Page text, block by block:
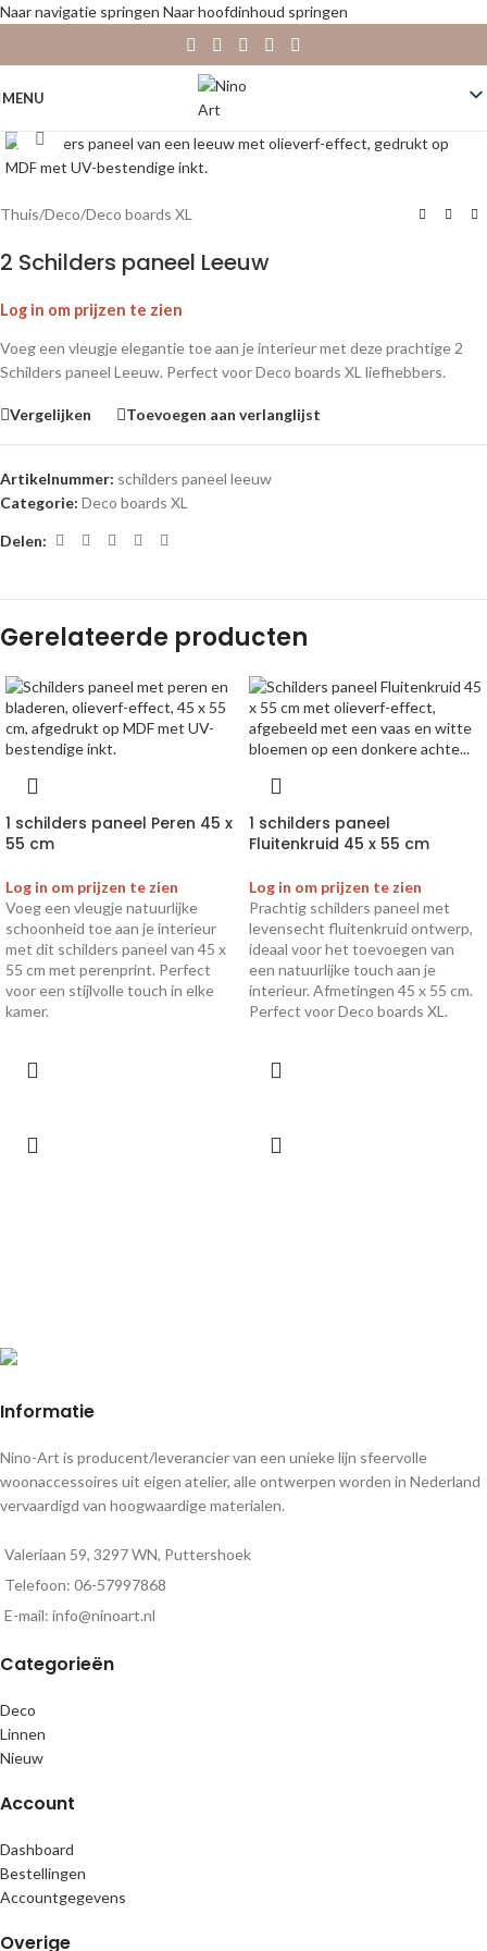
Naar navigatie springen Naar hoofdinhoud springen
MENU
Klik om te vergroten
Thuis/Deco/Deco boards XL
2 Schilders paneel Leeuw
Log in om prijzen te zien
Voeg een vleugje elegantie toe aan je interieur met deze prachtige 2
Schilders paneel Leeuw. Perfect voor Deco boards XL liefhebbers.
Vergelijken Toevoegen aan verlanglijst
Artikelnummer: schilders paneel leeuw
Categorie: Deco boards XL
Delen:
Gerelateerde producten
1 schilders paneel Peren 45 x
55 cm
Log in om prijzen te zien
Voeg een vleugje natuurlijke
schoonheid toe aan je interieur
met dit schilders paneel van 45 x
55 cm met perenprint. Perfect
voor een stijlvolle touch in elke
kamer.
1 schilders paneel
Fluitenkruid 45 x 55 cm
Log in om prijzen te zien
Prachtig schilders paneel met
levensecht fluitenkruid ontwerp,
ideaal voor het toevoegen van
een natuurlijke touch aan je
interieur. Afmetingen 45 x 55 cm.
Perfect voor Deco boards XL.
Informatie
Nino-Art is producent/leverancier van een unieke lijn sfeervolle
woonaccessoires uit eigen atelier, alle ontwerpen worden in Nederland
vervaardigd van hoogwaardige materialen.
Valeriaan 59, 3297 WN, Puttershoek
Telefoon: 06-57997868
E-mail: info@ninoart.nl
Categorieën
Deco
Linnen
Nieuw
Account
Dashboard
Bestellingen
Accountgegevens
Overige